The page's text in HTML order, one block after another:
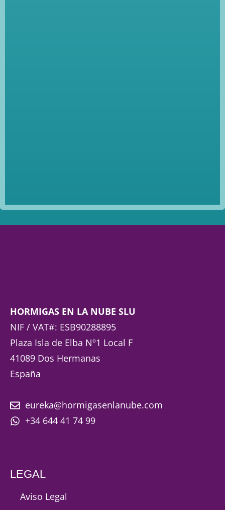
HORMIGAS EN LA NUBE SLU
NIF / VAT#: ESB90288895
Plaza Isla de Elba Nº1 Local F
41089 Dos Hermanas
España
eureka@hormigasenlanube.com
+34 644 41 74 99
LEGAL
Aviso Legal